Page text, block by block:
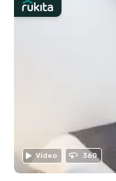
Video 360